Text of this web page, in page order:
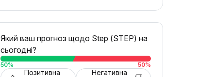
Який ваш прогноз щодо Step (STEP) на
сьогодні?
50% 50%
Позитивна
Негативна